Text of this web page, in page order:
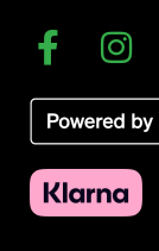
F
a
c
e
b
o
I
n
s
t
a
g